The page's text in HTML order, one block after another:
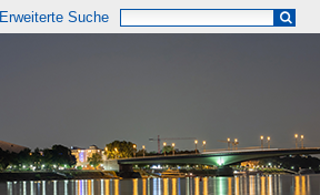
Erweiterte Suche